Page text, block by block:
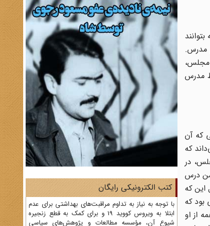
مدرس.
مجلس،
مدرس
که آن
که
در
درس
که
که
از او
کتب الکترونیکی رایگان
با توجه به نیاز به تداوم مراقبت‌های بهداشتی برای عدم
ابتلا به ویروس کووید 19 و برای کمک به قطع زنجیره
شیوع آن، مؤسسه مطالعات و پژوهش‌های سیاسی